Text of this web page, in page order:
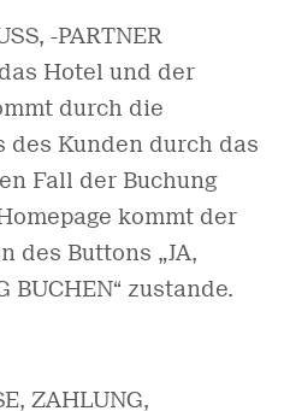
-PARTNER
Hotel und der
durch die
des Kunden durch das
Fall der Buchung
kommt der
des Buttons „JA,
BUCHEN“ zustande.
ZAHLUNG,